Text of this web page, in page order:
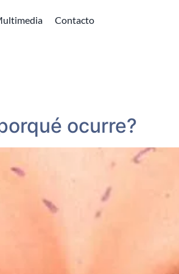
Contacto
ocurre?